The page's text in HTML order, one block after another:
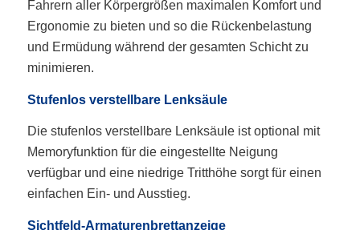
Fahrern aller Körpergrößen maximalen Komfort und
Ergonomie zu bieten und so die Rückenbelastung
und Ermüdung während der gesamten Schicht zu
minimieren.
Stufenlos verstellbare Lenksäule
Die stufenlos verstellbare Lenksäule ist optional mit
Memoryfunktion für die eingestellte Neigung
verfügbar und eine niedrige Tritthöhe sorgt für einen
einfachen Ein- und Ausstieg.
Sichtfeld-Armaturenbrettanzeige